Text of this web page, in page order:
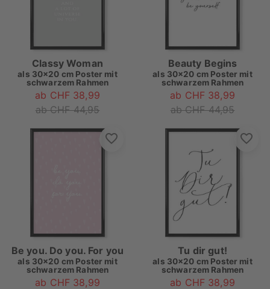
Classy Woman
als 30x20 cm Poster mit
schwarzem Rahmen
ab CHF 38,99
ab CHF 44,95
Beauty Begins
als 30x20 cm Poster mit
schwarzem Rahmen
ab CHF 38,99
ab CHF 44,95
Be you. Do you. For you
als 30x20 cm Poster mit
schwarzem Rahmen
ab CHF 38,99
Tu dir gut!
als 30x20 cm Poster mit
schwarzem Rahmen
ab CHF 38,99